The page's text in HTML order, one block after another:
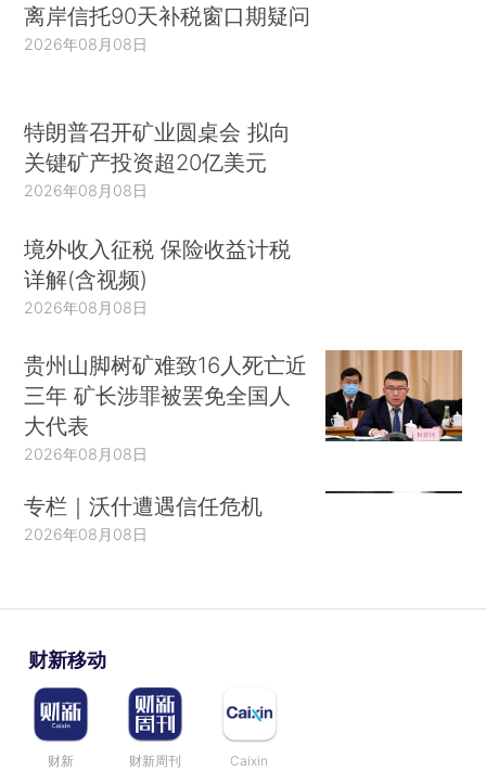
离岸信托90天补税窗口期疑问
2026年08月08日
特朗普召开矿业圆桌会 拟向
关键矿产投资超20亿美元
2026年08月08日
境外收入征税 保险收益计税
详解(含视频)
2026年08月08日
贵州山脚树矿难致16人死亡近
三年 矿长涉罪被罢免全国人
大代表
2026年08月08日
专栏｜沃什遭遇信任危机
2026年08月08日
财新移动
财新 财新周刊 Caixin